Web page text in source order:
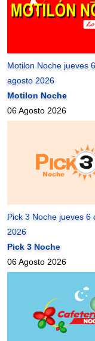
Motilon Noche jueves
agosto 2026
Motilon Noche
06 Agosto 2026
Pick 3 Noche jueves 6
2026
Pick 3 Noche
06 Agosto 2026